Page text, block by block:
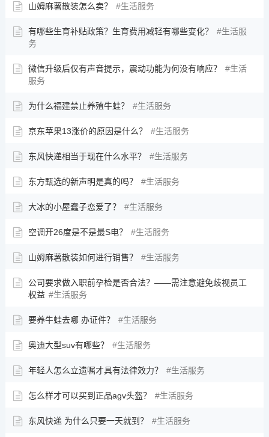
山姆麻薯散装怎么卖？ 生活服务
有哪些生育补贴政策？生育费用减轻有哪些变化？
生活服
务
微信升级后仅有声音提示，震动功能为何没有响应？
生活
服务
为什么福建禁止养殖牛蛙？ 生活服务
京东苹果13涨价的原因是什么？ 生活服务
东风快递相当于现在什么水平？ 生活服务
东方甄选的新声明是真的吗？ 生活服务
大冰的小屋蠢子恋爱了？ 生活服务
空调开26度是不是最S电？ 生活服务
山姆麻薯散装如何进行销售？ 生活服务
公司要求做入职前孕检是否合法？——需注意避免歧视员工
权益
生活服务
要养牛蛙去哪 办证件？ 生活服务
奥迪大型suv有哪些？ 生活服务
年轻人怎么立遗嘱才具有法律效力？ 生活服务
怎么样才可以买到正品agv头盔？ 生活服务
东风快递 为什么只要一天就到？ 生活服务